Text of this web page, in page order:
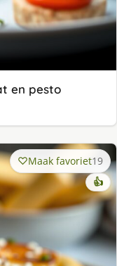
en pesto
Maak favoriet19
👍